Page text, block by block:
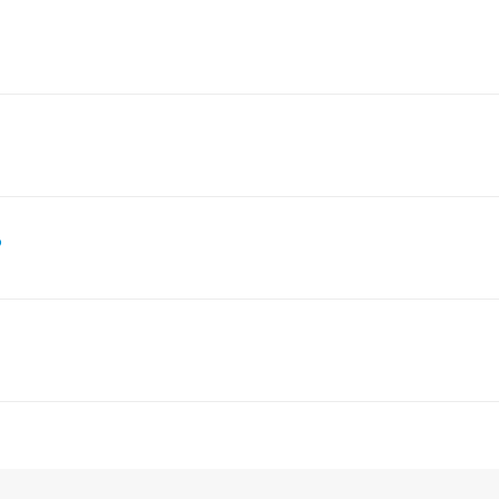
работы, а на отремонтированное оборудование
болгарки, перфораторы, шуруповерты.
работ.